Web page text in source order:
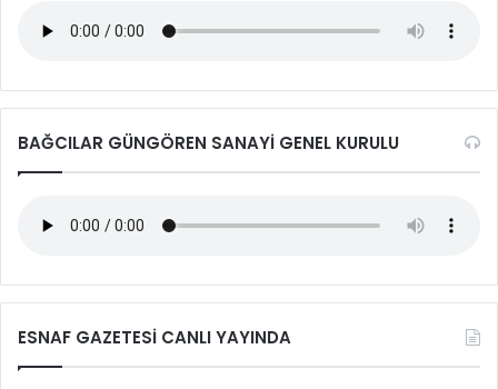
BAĞCILAR GÜNGÖREN SANAYİ GENEL KURULU
ESNAF GAZETESİ CANLI YAYINDA